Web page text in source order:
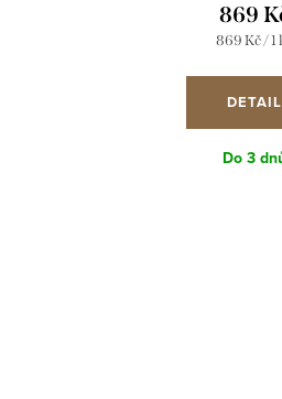
869
Měrná
869 Kč / 1
DETAIL
Do 3